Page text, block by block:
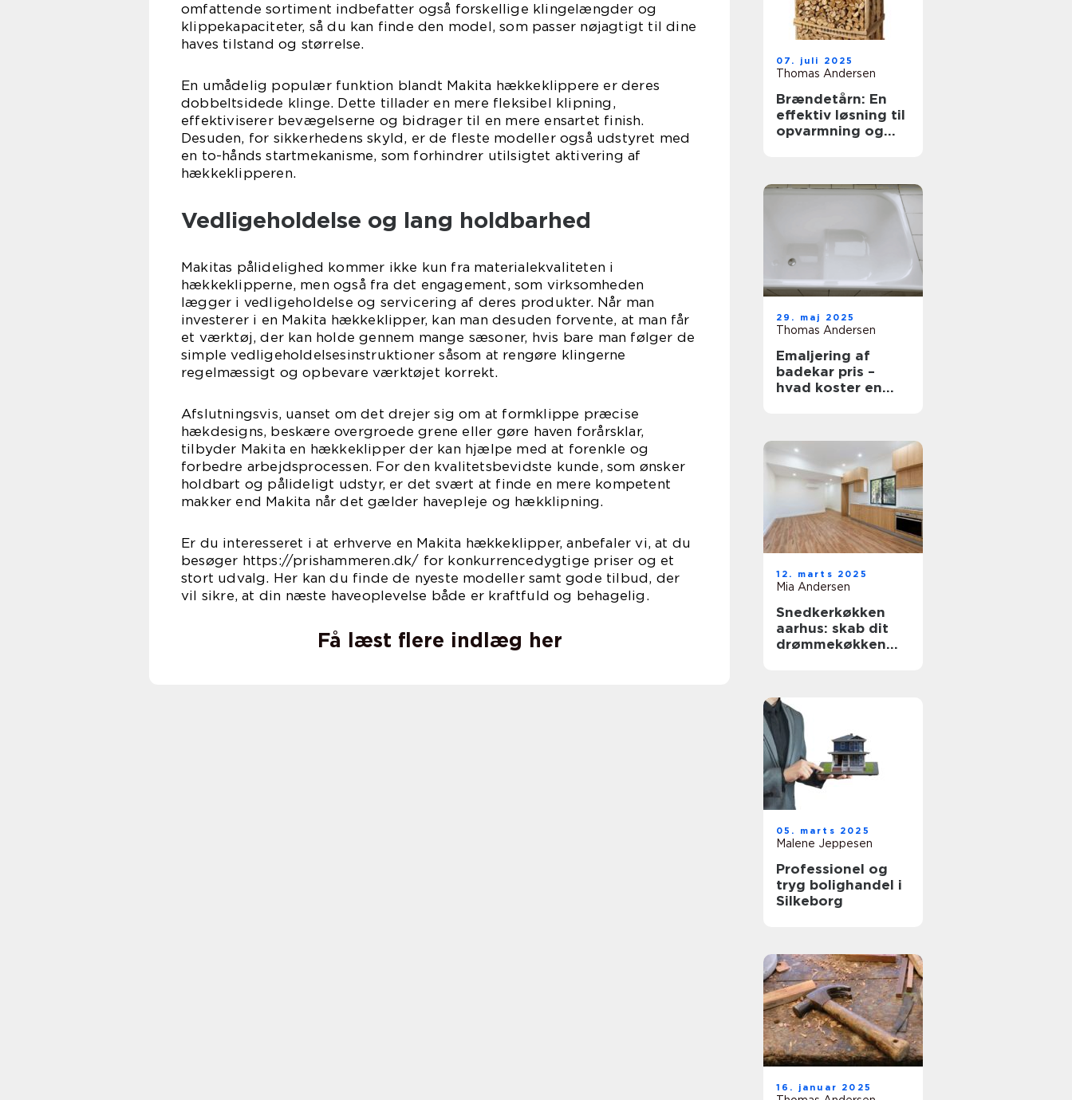
omfattende sortiment indbefatter også forskellige klingelængder og
klippekapaciteter, så du kan finde den model, som passer nøjagtigt til dine
haves tilstand og størrelse.
En umådelig populær funktion blandt Makita hækkeklippere er deres
dobbeltsidede klinge. Dette tillader en mere fleksibel klipning,
effektiviserer bevægelserne og bidrager til en mere ensartet finish.
Desuden, for sikkerhedens skyld, er de fleste modeller også udstyret med
en to-hånds startmekanisme, som forhindrer utilsigtet aktivering af
hækkeklipperen.
Vedligeholdelse og lang holdbarhed
Makitas pålidelighed kommer ikke kun fra materialekvaliteten i
hækkeklipperne, men også fra det engagement, som virksomheden
lægger i vedligeholdelse og servicering af deres produkter. Når man
investerer i en Makita hækkeklipper, kan man desuden forvente, at man får
et værktøj, der kan holde gennem mange sæsoner, hvis bare man følger de
simple vedligeholdelsesinstruktioner såsom at rengøre klingerne
regelmæssigt og opbevare værktøjet korrekt.
Afslutningsvis, uanset om det drejer sig om at formklippe præcise
hækdesigns, beskære overgroede grene eller gøre haven forårsklar,
tilbyder Makita en hækkeklipper der kan hjælpe med at forenkle og
forbedre arbejdsprocessen. For den kvalitetsbevidste kunde, som ønsker
holdbart og pålideligt udstyr, er det svært at finde en mere kompetent
makker end Makita når det gælder havepleje og hækklipning.
Er du interesseret i at erhverve en Makita hækkeklipper, anbefaler vi, at du
besøger https://prishammeren.dk/ for konkurrencedygtige priser og et
stort udvalg. Her kan du finde de nyeste modeller samt gode tilbud, der
vil sikre, at din næste haveoplevelse både er kraftfuld og behagelig.
Få læst flere indlæg her
07. juli 2025
Thomas Andersen
Brændetårn: En
effektiv løsning til
opvarmning og
29. maj 2025
Thomas Andersen
Emaljering af
badekar pris –
hvad koster en
12. marts 2025
Mia Andersen
Snedkerkøkken
aarhus: skab dit
drømmekøkken
05. marts 2025
Malene Jeppesen
Professionel og
tryg bolighandel i
Silkeborg
16. januar 2025